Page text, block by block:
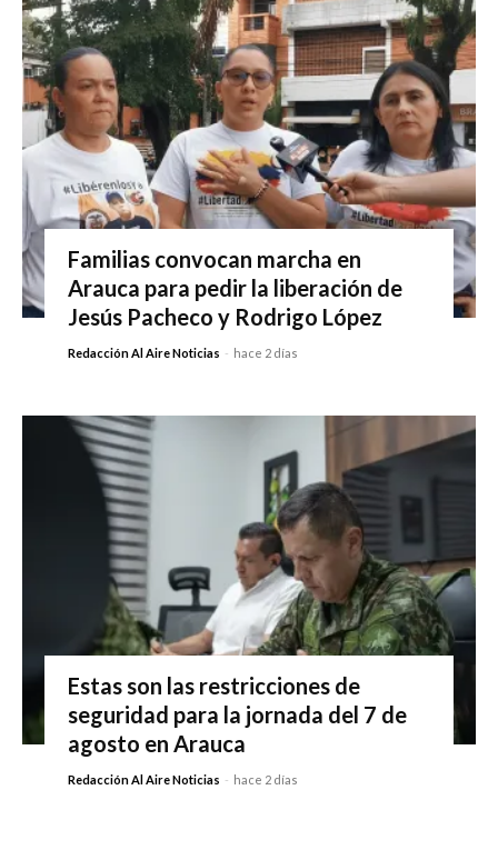
Familias convocan marcha en
Arauca para pedir la liberación de
Jesús Pacheco y Rodrigo López
Redacción Al Aire Noticias - hace 2 días
Estas son las restricciones de
seguridad para la jornada del 7 de
agosto en Arauca
Redacción Al Aire Noticias - hace 2 días